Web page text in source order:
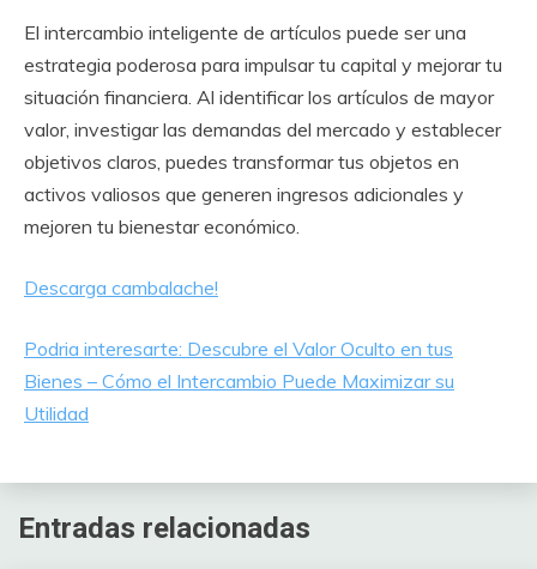
El intercambio inteligente de artículos puede ser una
estrategia poderosa para impulsar tu capital y mejorar tu
situación financiera. Al identificar los artículos de mayor
valor, investigar las demandas del mercado y establecer
objetivos claros, puedes transformar tus objetos en
activos valiosos que generen ingresos adicionales y
mejoren tu bienestar económico.
Descarga cambalache!
Podria interesarte: Descubre el Valor Oculto en tus
Bienes – Cómo el Intercambio Puede Maximizar su
Utilidad
Entradas relacionadas